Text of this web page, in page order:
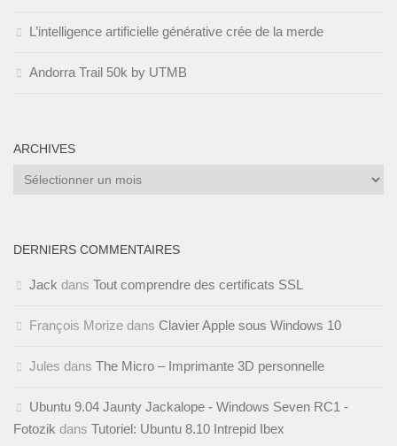
L’intelligence artificielle générative crée de la merde
Andorra Trail 50k by UTMB
ARCHIVES
Archives
DERNIERS COMMENTAIRES
Jack dans Tout comprendre des certificats SSL
François Morize dans Clavier Apple sous Windows 10
Jules dans The Micro – Imprimante 3D personnelle
Ubuntu 9.04 Jaunty Jackalope - Windows Seven RC1 -
Fotozik dans Tutoriel: Ubuntu 8.10 Intrepid Ibex